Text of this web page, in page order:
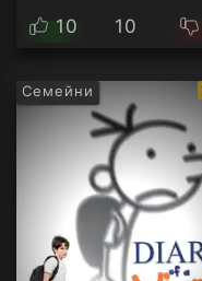
10 10
Семейни